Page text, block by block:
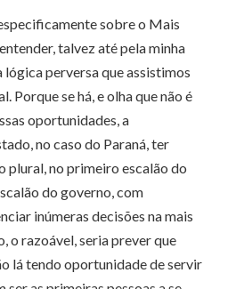
sobre o Mais
talvez até pela minha
lógica perversa que assistimos
Porque se há, e olha que não é
oportunidades, a
no caso do Paraná, ter
plural, no primeiro escalão do
do governo, com
inúmeras decisões na mais
o razoável, seria prever que
lá tendo oportunidade de servir